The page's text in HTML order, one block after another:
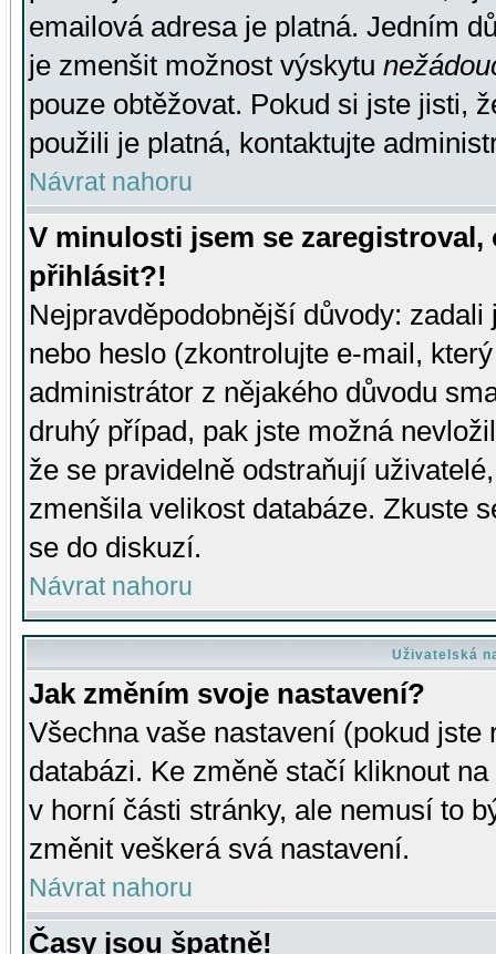
emailová adresa je platná. Jedním
je zmenšit možnost výskytu
pouze obtěžovat. Pokud si jste jisti,
použili je platná, kontaktujte
Návrat nahoru
V minulosti jsem se
přihlásit?!
Nejpravděpodobnější důvody:
nebo heslo (zkontrolujte e-mail,
administrátor z nějakého důvodu
druhý případ, pak jste možná
že se pravidelně odstraňují
zmenšila velikost databáze. Zkuste
se do diskuzí.
Návrat nahoru
Uživatelská
Jak změním svoje nastavení?
Všechna vaše nastavení (pokud
databázi. Ke změně stačí kliknout
v horní části stránky, ale nemusí to
změnit veškerá svá nastavení.
Návrat nahoru
Časy jsou špatně!